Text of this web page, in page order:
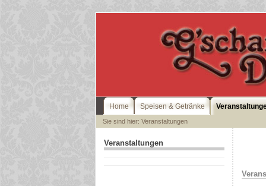
Home Speisen & Getränke
Sie sind hier: Veranstaltungen
Veranstaltungen